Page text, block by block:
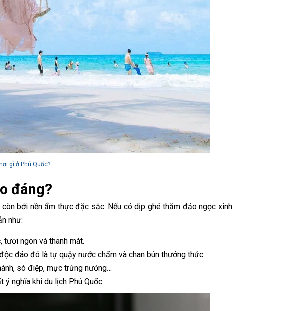
gì ở Phú Quốc?
đáng?
bởi nền ẩm thực đặc sắc. Nếu có dịp ghé thăm đảo ngọc xinh
như:
tươi ngon và thanh mát.
đáo đó là tự quậy nước chấm và chan bún thưởng thức.
sò điệp, mực trứng nướng…
ý nghĩa khi du lịch Phú Quốc.